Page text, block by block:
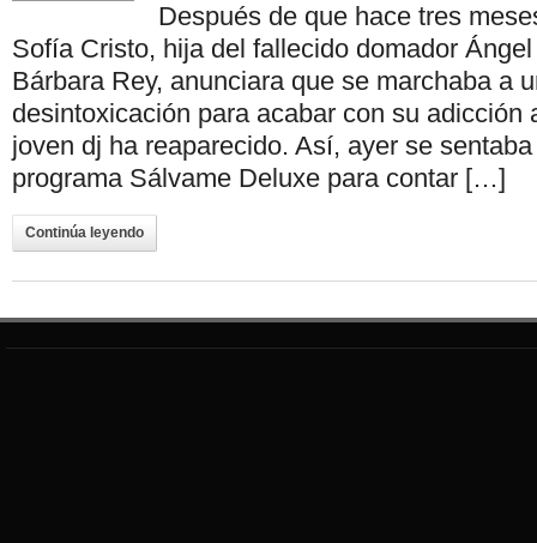
Después de que hace tres
Sofía Cristo, hija del fallecido domador
Bárbara Rey, anunciara que se marchaba a
desintoxicación para acabar con su adicción
joven dj ha reaparecido. Así, ayer se
programa Sálvame Deluxe para contar […]
Continúa leyendo